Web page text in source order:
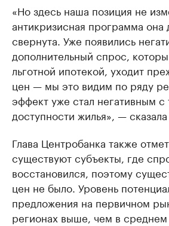
«Но здесь наша позиция не
антикризисная программа она
свернута. Уже появились
дополнительный спрос,
льготной ипотекой, уходит
цен — мы это видим по ряду
эффект уже стал негативным с
доступности жилья», —
Глава Центробанка также
существуют субъекты, где
восстановился, поэтому
цен не было. Уровень
предложения на первичном
регионах выше, чем в